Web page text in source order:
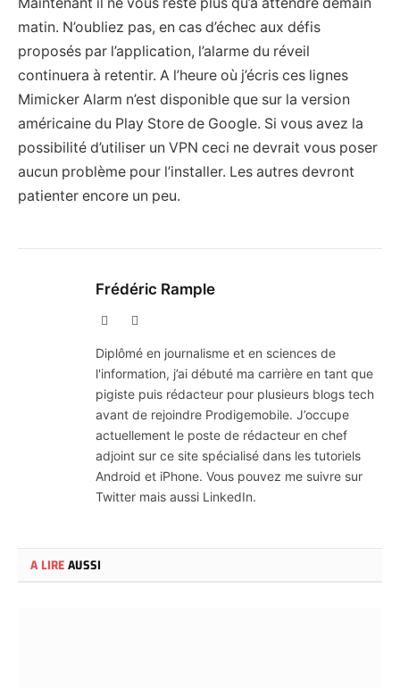
matin. N’oubliez pas, en cas d’échec aux défis
proposés par l’application, l’alarme du réveil
continuera à retentir. A l’heure où j’écris ces lignes
Mimicker Alarm n’est disponible que sur la version
américaine du Play Store de Google. Si vous avez la
possibilité d’utiliser un VPN ceci ne devrait vous poser
aucun problème pour l’installer. Les autres devront
patienter encore un peu.
Frédéric Rample
Diplômé en journalisme et en sciences de
l'information, j’ai débuté ma carrière en tant que
pigiste puis rédacteur pour plusieurs blogs tech
avant de rejoindre Prodigemobile. J’occupe
actuellement le poste de rédacteur en chef
adjoint sur ce site spécialisé dans les tutoriels
Android et iPhone. Vous pouvez me suivre sur
Twitter mais aussi LinkedIn.
A LIREAUSSI